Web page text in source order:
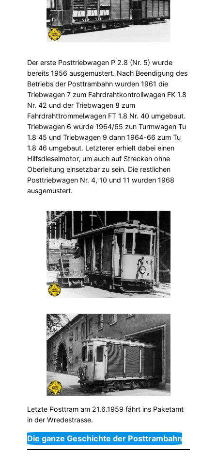
Der erste Posttriebwagen P 2.8 (Nr. 5) wurde
bereits 1956 ausgemustert. Nach Beendigung des
Betriebs der Posttrambahn wurden 1961 die
Triebwagen 7 zum Fahrdrahtkontrollwagen FK 1.8
Nr. 42 und der Triebwagen 8 zum
Fahrdrahttrommelwagen FT 1.8 Nr. 40 umgebaut.
Triebwagen 6 wurde 1964/65 zun Turmwagen Tu
1.8 45 und Triebwagen 9 dann 1964-66 zum Tu
1.8 46 umgebaut. Letzterer erhielt dabei einen
Hilfsdieselmotor, um auch auf Strecken ohne
Oberleitung einsetzbar zu sein. Die restlichen
Posttriebwagen Nr. 4, 10 und 11 wurden 1968
ausgemustert.
Letzte Posttram am 21.6.1959 fährt ins Paketamt
in der Wredestrasse.
Die ganze Geschichte der Posttrambahn